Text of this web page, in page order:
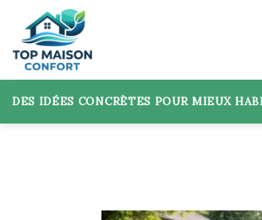
content
DES IDÉES CONCRÈTES POUR MIEUX